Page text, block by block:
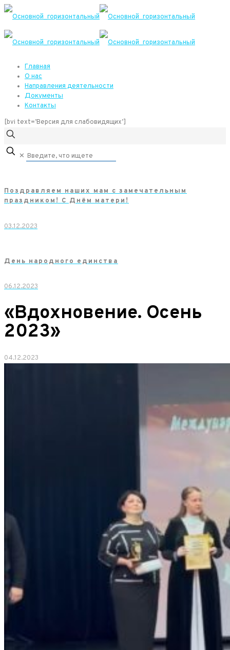
Главная
О нас
Направления деятельности
Документы
Контакты
[bvi text=’Версия для слабовидящих’]
✕
Поздравляем наших мам с замечательным
праздником! С Днём матери!
03.12.2023
День народного единства
06.12.2023
«Вдохновение. Осень
2023»
04.12.2023